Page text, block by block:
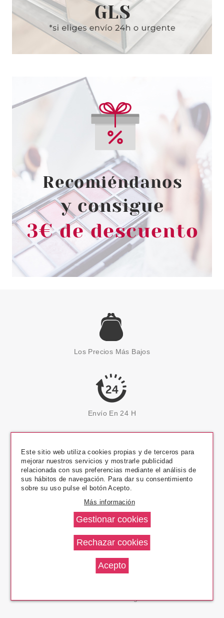
Los Precios Más Bajos
Envío En 24 H
Pago Seguro
14 Días Devolución
Este sitio web utiliza cookies propias y de terceros para
mejorar nuestros servicios y mostrarle publicidad
relacionada con sus preferencias mediante el análisis de
sus hábitos de navegación. Para dar su consentimiento
sobre su uso pulse el botón Acepto.
Más información